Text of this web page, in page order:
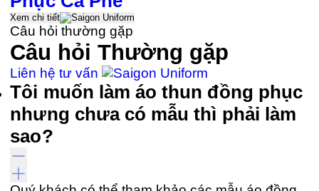
Xem chi tiết
Câu hỏi thường gặp
Câu hỏiThường gặp
Liên hệ tư vấn
Tôi muốn làm áo thun đồng phục
nhưng chưa có mẫu thì phải làm
sao?